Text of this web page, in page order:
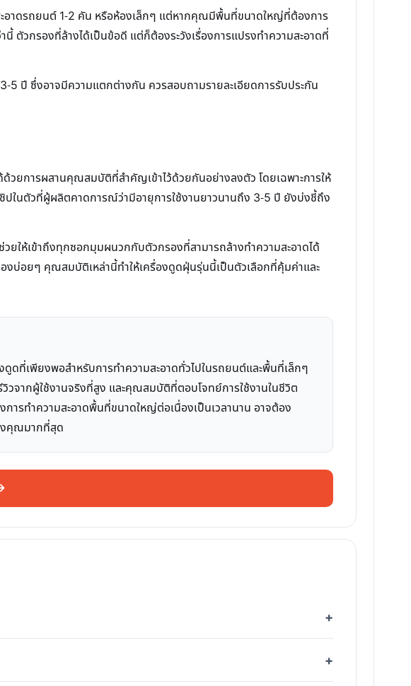
ะอาดรถยนต์ 1-2 คัน หรือห้องเล็กๆ แต่หากคุณมีพื้นที่ขนาดใหญ่ที่ต้องการ
ตัวกรองที่ล้างได้เป็นข้อดี แต่ก็ต้องระวังเรื่องการแปรงทำความสะอาดที่
5 ปี ซึ่งอาจมีความแตกต่างกัน ควรสอบถามรายละเอียดการรับประกัน
วยการผสานคุณสมบัติที่สำคัญเข้าไว้ด้วยกันอย่างลงตัว โดยเฉพาะการให้
ในตัวที่ผู้ผลิตคาดการณ์ว่ามีอายุการใช้งานยาวนานถึง 3-5 ปี ยังบ่งชี้ถึง
ให้เข้าถึงทุกซอกมุมผนวกกับตัวกรองที่สามารถล้างทำความสะอาดได้
งบ่อยๆ คุณสมบัติเหล่านี้ทำให้เครื่องดูดฝุ่นรุ่นนี้เป็นตัวเลือกที่คุ้มค่าและ
ดที่เพียงพอสำหรับการทำความสะอาดทั่วไปในรถยนต์และพื้นที่เล็กๆ
จากผู้ใช้งานจริงที่สูง และคุณสมบัติที่ตอบโจทย์การใช้งานในชีวิต
รทำความสะอาดพื้นที่ขนาดใหญ่ต่อเนื่องเป็นเวลานาน อาจต้อง
งคุณมากที่สุด